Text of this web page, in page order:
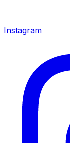
Instagram